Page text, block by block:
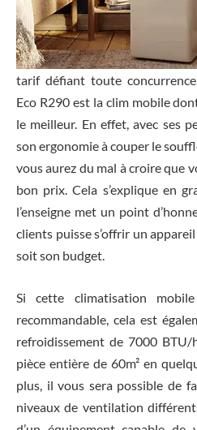
tarif défiant toute
Eco R290 est la clim mobile
le meilleur. En effet, avec ses
son ergonomie à couper le
vous aurez du mal à croire que
bon prix. Cela s’explique en
l’enseigne met un point
clients puisse s’offrir un
soit son budget.
Si cette climatisation
recommandable, cela est
refroidissement de 7000
pièce entière de 60m² en
plus, il vous sera possible de
niveaux de ventilation